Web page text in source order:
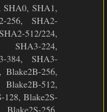
SHA1,
256, SHA2-
512/224,
SHA3-224,
384, SHA3-
Blake2B-256,
512,
128, Blake2S-
Blake2S-256,